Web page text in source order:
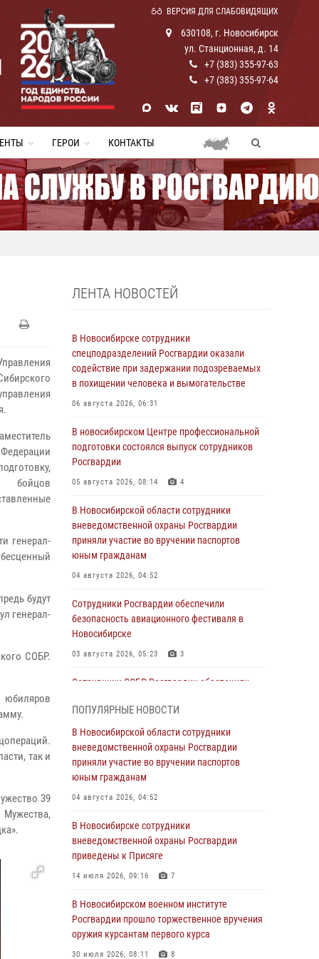
ВЕРСИЯ ДЛЯ СЛАБОВИДЯЩИХ
630108, г. Новосибирск
ул. Станционная, д. 14
+7 (383) 355-97-63
+7 (383) 355-97-64
ГЕРОИ КОНТАКТЫ
бойцов
генерал-
будут
генерал-
СОБР.
юбиляров
так и
39
ЛЕНТА НОВОСТЕЙ
В Новосибирске сотрудники
спецподразделений Росгвардии оказали
содействие при задержании подозреваемых
в похищении человека и вымогательстве
06 августа 2026, 06:31
В новосибирском Центре профессиональной
подготовки состоялся выпуск сотрудников
Росгвардии
05 августа 2026, 08:14 4
В Новосибирской области сотрудники
вневедомственной охраны Росгвардии
приняли участие во вручении паспортов
юным гражданам
04 августа 2026, 04:52
Сотрудники Росгвардии обеспечили
безопасность авиационного фестиваля в
Новосибирске
03 августа 2026, 05:23 3
Сотрудники СОБР Росгвардии обеспечили
обысков в рамках расследования серии
мошенничеств
31 июля 2026, 07:52
В Новосибирском военном институте
30 июля 2026, 08:11 8
При силовой поддержке бойцов ОМОН и
СОБР Росгвардии пресечена деятельность
сфере страхования
29 июля 2026, 05:19
В Новосибирске сотрудниками
ПОПУЛЯРНЫЕ НОВОСТИ
В Новосибирской области сотрудники
вневедомственной охраны Росгвардии
приняли участие во вручении паспортов
юным гражданам
04 августа 2026, 04:52
В Новосибирске сотрудники
вневедомственной охраны Росгвардии
приведены к Присяге
14 июля 2026, 09:16 7
В Новосибирском военном институте
Росгвардии прошло торжественное вручения
оружия курсантам первого курса
30 июля 2026, 08:11 8